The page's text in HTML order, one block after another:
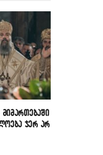
მიმართებაში
ჯერ არ